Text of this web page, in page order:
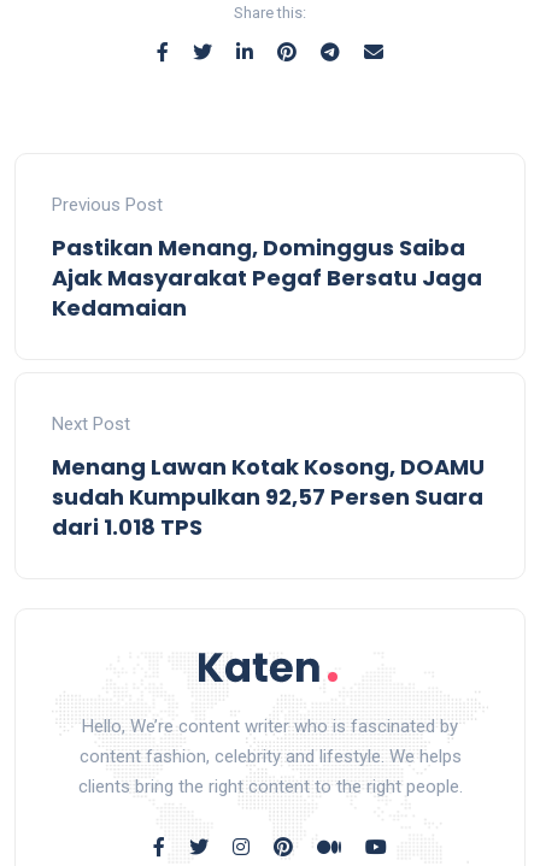
Share this:
Previous Post
Pastikan Menang, Dominggus Saiba
Ajak Masyarakat Pegaf Bersatu Jaga
Kedamaian
Next Post
Menang Lawan Kotak Kosong, DOAMU
sudah Kumpulkan 92,57 Persen Suara
dari 1.018 TPS
Hello, We’re content writer who is fascinated by
content fashion, celebrity and lifestyle. We helps
clients bring the right content to the right people.